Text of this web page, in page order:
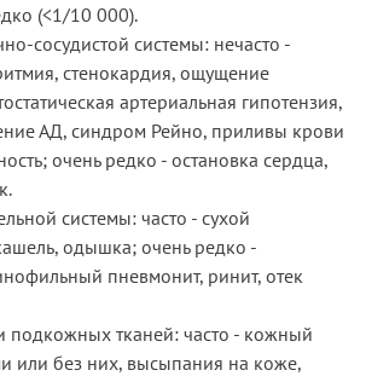
(<1/10 000).
сосудистой системы: нечасто -
стенокардия, ощущение
артериальная гипотензия,
АД, синдром Рейно, приливы крови
очень редко - остановка сердца,
системы: часто - сухой
одышка; очень редко -
пневмонит, ринит, отек
подкожных тканей: часто - кожный
или без них, высыпания на коже,